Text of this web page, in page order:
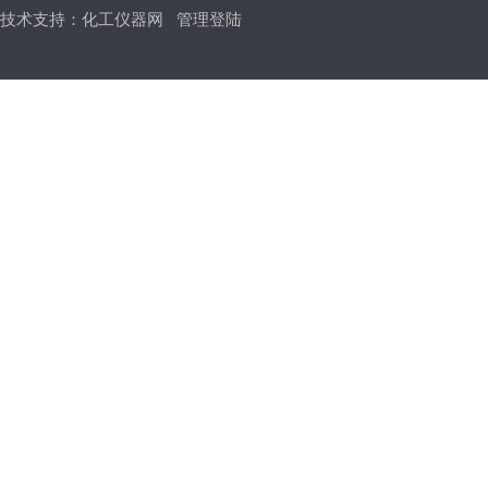
技术支持： 化工仪器网 管理登陆